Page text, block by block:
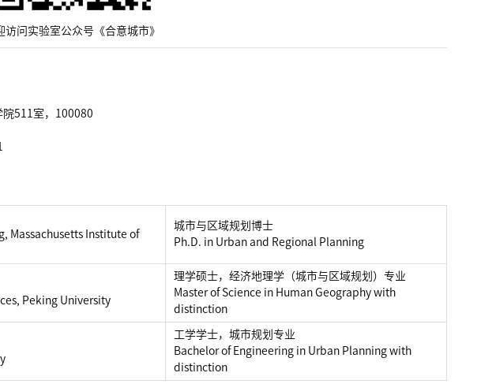
访问实验室公众号《合意城市》
511室，100080
Massachusetts Institute of
城市与区域规划博士
Ph.D. in Urban and Regional Planning
Peking University
理学硕士，经济地理学（城市与区域规划）专业
Master of Science in Human Geography with
distinction
工学学士，城市规划专业
Bachelor of Engineering in Urban Planning with
distinction